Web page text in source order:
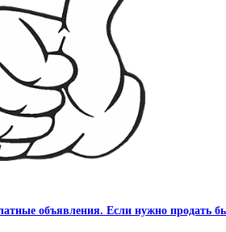
объявления. Если нужно продать